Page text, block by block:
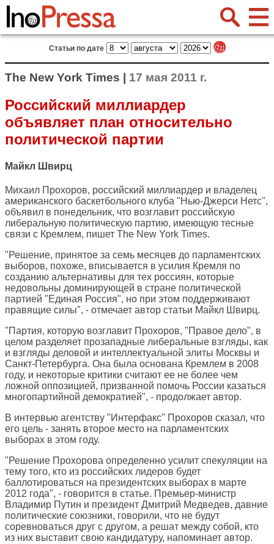
Статьи по дате
The New York Times | 17 мая 2011 г.
Российский миллиардер
объявляет план относительно
политической партии
Майкл Швирц
Михаил Прохоров, российский миллиардер и владелец
американского баскетбольного клуба "Нью-Джерси Нетс",
объявил в понедельник, что возглавит российскую
либеральную политическую партию, имеющую тесные
связи с Кремлем, пишет The New York Times.
"Решение, принятое за семь месяцев до парламентских
выборов, похоже, вписывается в усилия Кремля по
созданию альтернативы для тех россиян, которые
недовольны доминирующей в стране политической
партией "Единая Россия", но при этом поддерживают
правящие силы", - отмечает автор статьи Майкл Швирц.
"Партия, которую возглавит Прохоров, "Правое дело", в
целом разделяет прозападные либеральные взгляды, как
и взгляды деловой и интеллектуальной элиты Москвы и
Санкт-Петербурга. Она была основана Кремлем в 2008
году, и некоторые критики считают ее не более чем
ложной оппозицией, призванной помочь России казаться
многопартийной демократией", - продолжает автор.
В интервью агентству "Интерфакс" Прохоров сказал, что
его цель - занять второе место на парламентских
выборах в этом году.
"Решение Прохорова определенно усилит спекуляции на
тему того, кто из российских лидеров будет
баллотироваться на президентских выборах в марте
2012 года", - говорится в статье. Премьер-министр
Владимир Путин и президент Дмитрий Медведев, давние
политические союзники, говорили, что не будут
соревноваться друг с другом, а решат между собой, кто
из них выставит свою кандидатуру, напоминает автор.